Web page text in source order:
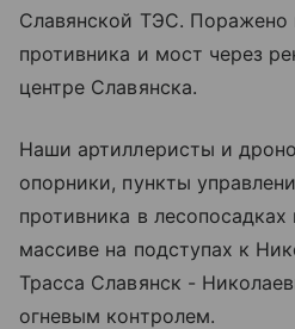
Славянской ТЭС. Поражено
противника и мост через
центре Славянска.
Наши артиллеристы и
опорники, пункты
противника в
массиве на подступах к
Трасса Славянск -
огневым контролем.